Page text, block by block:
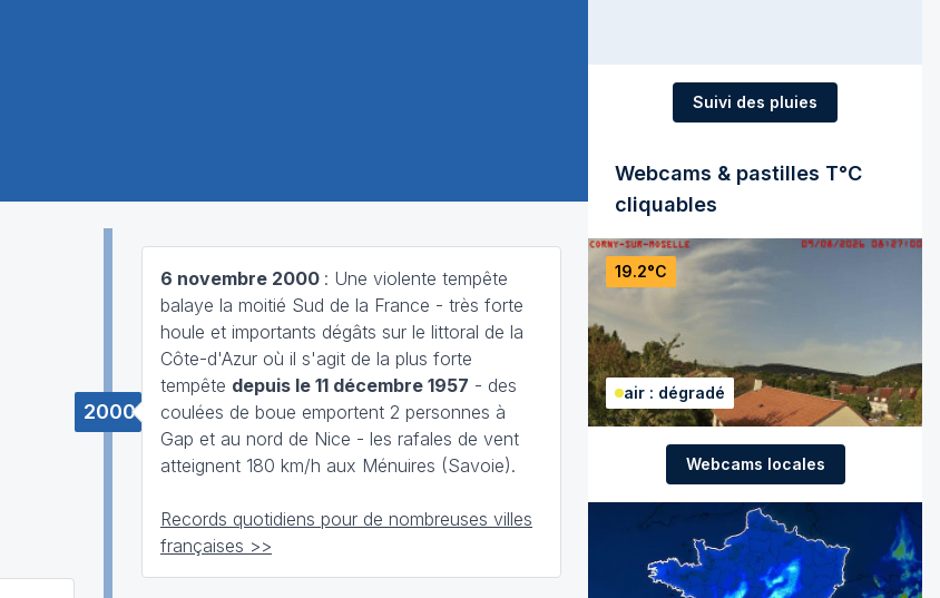
2000
6 novembre 2000 : Une violente tempête
balaye la moitié Sud de la France - très forte
houle et importants dégâts sur le littoral de la
Côte-d'Azur où il s'agit de la plus forte
tempête depuis le 11 décembre 1957 - des
coulées de boue emportent 2 personnes à
Gap et au nord de Nice - les rafales de vent
atteignent 180 km/h aux Ménuires (Savoie).
Records quotidiens pour de nombreuses villes
françaises >>
Suivi des pluies
Webcams & pastilles T°C
cliquables
19.2°C
air : dégradé
Webcams locales